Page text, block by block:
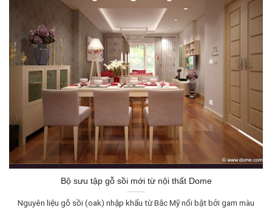
Bộ sưu tập gỗ sồi mới từ nội thất Dome
Nguyên liệu gỗ sồi (oak) nhập khẩu từ Bắc Mỹ nổi bật bởi gam màu